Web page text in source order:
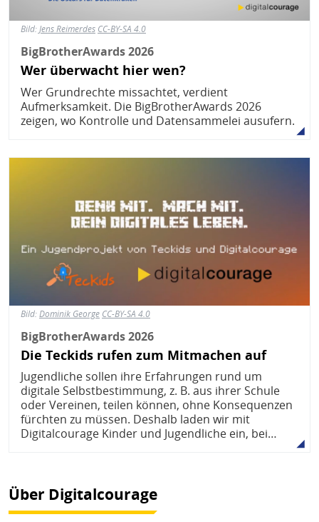
Bild:Jens Reimerdes CC-BY-SA 4.0
BigBrotherAwards 2026
Wer überwacht hier wen?
Wer Grundrechte missachtet, verdient
Aufmerksamkeit. Die BigBrotherAwards 2026
zeigen, wo Kontrolle und Datensammelei ausufern.
Bild
Bild:Dominik George CC-BY-SA 4.0
BigBrotherAwards 2026
Die Teckids rufen zum Mitmachen auf
Jugendliche sollen ihre Erfahrungen rund um
digitale Selbstbestimmung, z. B. aus ihrer Schule
oder Vereinen, teilen können, ohne Konsequenzen
fürchten zu müssen. Deshalb laden wir mit
Digitalcourage Kinder und Jugendliche ein, bei…
Über Digitalcourage